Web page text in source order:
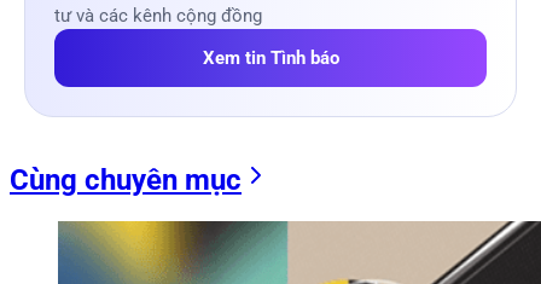
tư và các kênh cộng đồng
Xem tin Tình báo
Cùng chuyên mục